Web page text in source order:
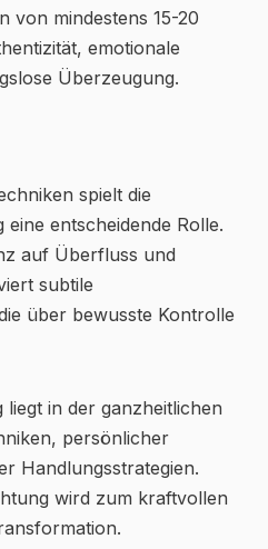
von mindestens 15-20
emotionale
Überzeugung.
spielt die
entscheidende Rolle.
auf Überfluss und
subtile
über bewusste Kontrolle
in der ganzheitlichen
persönlicher
Handlungsstrategien.
wird zum kraftvollen